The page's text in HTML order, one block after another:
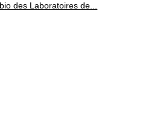
des Laboratoires de...